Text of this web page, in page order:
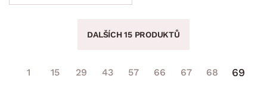
DALŠÍCH 15 PRODUKTŮ
1 15 29 43 57 66 67 68 69